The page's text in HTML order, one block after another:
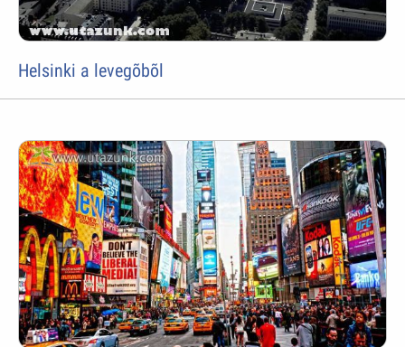
Helsinki a levegõbõl